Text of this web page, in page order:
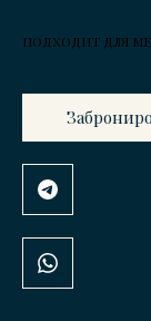
ПОДХОДИТ ДЛЯ